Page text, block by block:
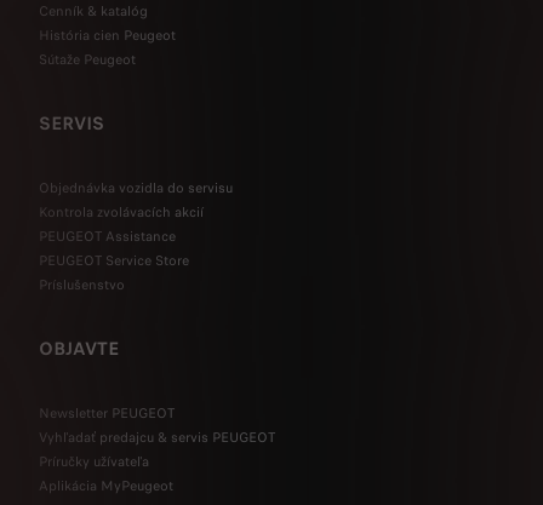
Cenník & katalóg
História cien Peugeot
Sútaže Peugeot
SERVIS
Objednávka vozidla do servisu
Kontrola zvolávacích akcií
PEUGEOT Assistance
PEUGEOT Service Store
Príslušenstvo
OBJAVTE
Newsletter PEUGEOT
Vyhľadať predajcu & servis PEUGEOT
Príručky užívateľa
Aplikácia MyPeugeot